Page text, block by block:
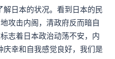
解日本的状况。看到日本的民
攻击内阁，清政府反而暗自
志着日本政治动荡不安，内
庆幸和自我感觉良好，我们是